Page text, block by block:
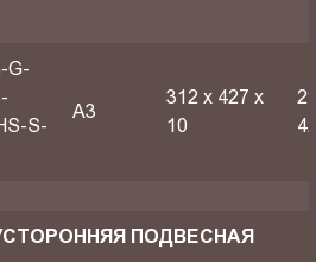
G-
S-
A3
312 х 427 х
10
ПОДВЕСНАЯ